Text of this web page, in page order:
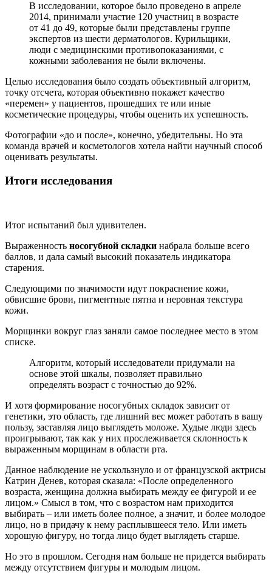
В исследовании, которое было проведено в апреле
2014, принимали участие 120 участниц в возрасте
от 41 до 49, которые были представлены группе
экспертов из шести дерматологов. Курильщики,
люди с медицинскими противопоказаниями, с
кожными заболевания не были включены.
Целью исследования было создать объективный алгоритм,
точку отсчета, которая объективно покажет качество
«перемен» у пациентов, прошедших те или иные
косметические процедуры, чтобы оценить их успешность.
Фотографии «до и после», конечно, убедительны. Но эта
команда врачей и косметологов хотела найти научный способ
оценивать результаты.
Итоги исследования
Итог испытаний был удивителен.
Выраженность носогубной складки набрала больше всего
баллов, и дала самый высокий показатель индикатора
старения.
Следующими по значимости идут покраснение кожи,
обвисшие брови, пигментные пятна и неровная текстура
кожи.
Морщинки вокруг глаз заняли самое последнее место в этом
списке.
Алгоритм, который исследователи придумали на
основе этой шкалы, позволяет правильно
определять возраст с точностью до 92%.
И хотя формирование носогубных складок зависит от
генетики, это область, где лишний вес может работать в вашу
пользу, заставляя лицо выглядеть моложе. Худые люди здесь
проигрывают, так как у них прослеживается склонность к
выраженным морщинам в области рта.
Данное наблюдение не ускользнуло и от французской актрисы
Катрин Денев, которая сказала: «После определенного
возраста, женщина должна выбирать между ее фигурой и ее
лицом.» Смысл в том, что с возрастом нам приходится
выбирать – или иметь более полное, а значит, и более молодое
лицо, но в придачу к нему расплывшееся тело. Или иметь
хорошую фигуру, но тогда лицо будет выглядеть старше.
Но это в прошлом. Сегодня нам больше не придется выбирать
между отсутствием фигуры и молодым лицом.